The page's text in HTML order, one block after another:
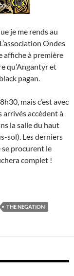
je me rends au
Ondes
affiche à première
qu’Angantyr et
pagan.
mais c’est avec
arrivés accèdent à
la salle du haut
sol). Les derniers
se procurent le
complet !
/ The Negation
THE NEGATION